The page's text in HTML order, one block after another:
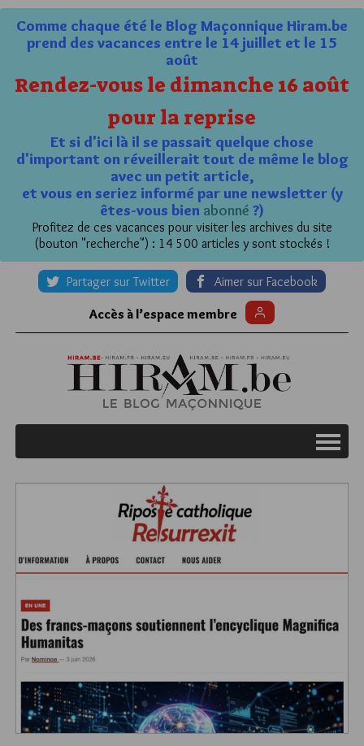
Comme chaque été le Blog Maçonnique Hiram.be
prend des vacances entre le 14 juillet et le 15
août
Rendez-vous le dimanche 16 août
pour la reprise
Et si d'ici là il se passait quelque chose
d'important on réveillerait tout de même le blog
avec un petit article,
et vous en seriez informé par une newsletter (y
êtes-vous bien abonné ?)
Profitez de ces vacances pour visiter les archives du site
(bouton "recherche") : 14 500 articles y sont stockés !
Partager sur Twitter Aimer sur Facebook
Accès à l’espace membre